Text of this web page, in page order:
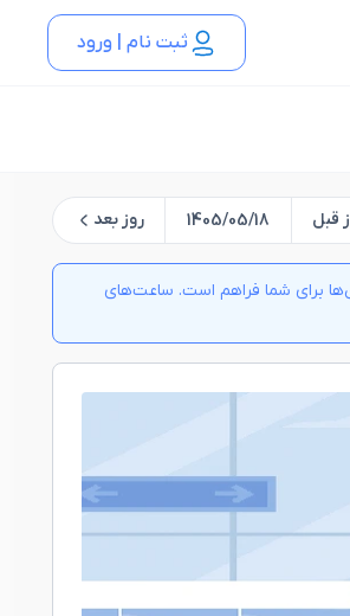
ثبت نام | ورود
قبل 1405/05/18 روز بعد
برای شما فراهم است. ساعت‌های